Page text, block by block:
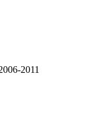
2011